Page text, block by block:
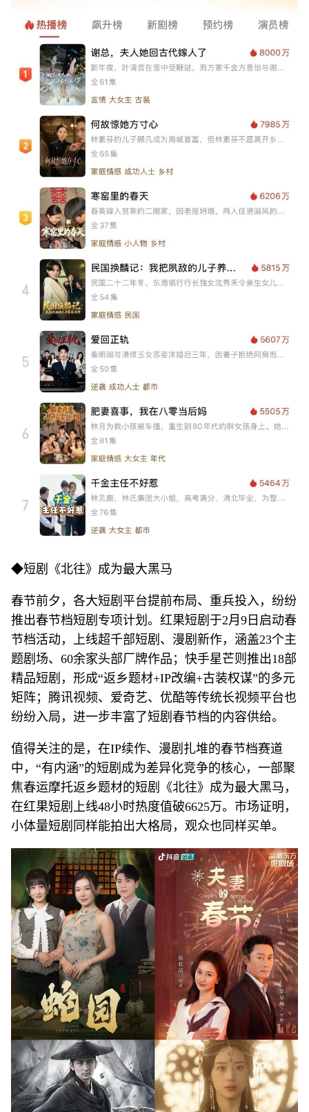
◆短剧《北往》成为最大黑马
春节前夕，各大短剧平台提前布局、重兵投入，纷纷
推出春节档短剧专项计划。红果短剧于2月9日启动春
节档活动，上线超千部短剧、漫剧新作，涵盖23个主
题剧场、60余家头部厂牌作品；快手星芒则推出18部
精品短剧，形成“返乡题材+IP改编+古装权谋”的多元
矩阵；腾讯视频、爱奇艺、优酷等传统长视频平台也
纷纷入局，进一步丰富了短剧春节档的内容供给。
值得关注的是，在IP续作、漫剧扎堆的春节档赛道
中，“有内涵”的短剧成为差异化竞争的核心，一部聚
焦春运摩托返乡题材的短剧《北往》成为最大黑马，
在红果短剧上线48小时热度值破6625万。市场证明，
小体量短剧同样能拍出大格局，观众也同样买单。